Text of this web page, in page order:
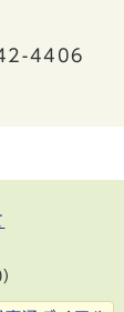
4406